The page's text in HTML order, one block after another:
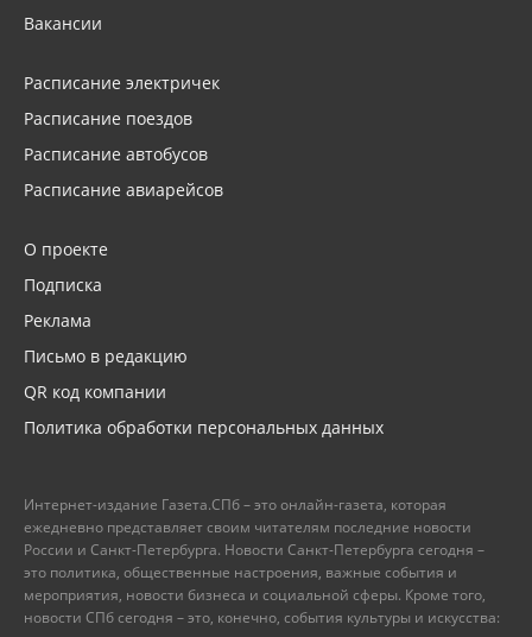
Вакансии
Расписание электричек
Расписание поездов
Расписание автобусов
Расписание авиарейсов
О проекте
Подписка
Реклама
Письмо в редакцию
QR код компании
Политика обработки персональных данных
Интернет-издание Газета.СПб – это онлайн-газета, которая
ежедневно представляет своим читателям последние новости
России и Санкт-Петербурга. Новости Санкт-Петербурга сегодня –
это политика, общественные настроения, важные события и
мероприятия, новости бизнеса и социальной сферы. Кроме того,
новости СПб сегодня – это, конечно, события культуры и искусства: